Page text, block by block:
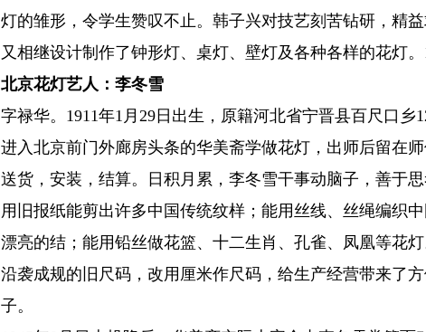
灯的雏形，令学生赞叹不止。韩子兴对技艺刻苦钻研，精
又相继设计制作了钟形灯、桌灯、壁灯及各种各样的花灯。
北京花灯艺人： 李冬雪
字禄华。1911年1月29日出生，原籍河北省宁晋县百尺口乡
进入北京前门外廊房头条的华美斋学做花灯，出师后留在
送货，安装，结算。日积月累，李冬雪干事动脑子，善于
用旧报纸能剪出许多中国传统纹样；能用丝线、丝绳编织
漂亮的结；能用铅丝做花篮、十二生肖、孔雀、凤凰等花
沿袭成规的旧尺码，改用厘米作尺码，给生产经营带来了
子。